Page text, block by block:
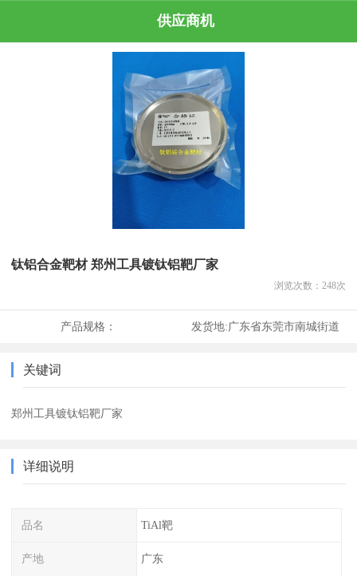
供应商机
钛铝合金靶材 郑州工具镀钛铝靶厂家
浏览次数： 248次
产品规格： 发货地:广东省东莞市南城街道
关键词
郑州工具镀钛铝靶厂家
详细说明
品名 TiAl靶
产地 广东